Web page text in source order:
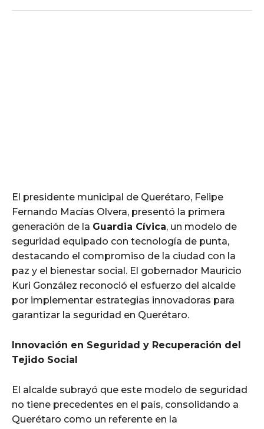
El presidente municipal de Querétaro, Felipe
Fernando Macías Olvera, presentó la primera
generación de la Guardia Cívica, un modelo de
seguridad equipado con tecnología de punta,
destacando el compromiso de la ciudad con la
paz y el bienestar social. El gobernador Mauricio
Kuri González reconoció el esfuerzo del alcalde
por implementar estrategias innovadoras para
garantizar la seguridad en Querétaro.
Innovación en Seguridad y Recuperación del
Tejido Social
El alcalde subrayó que este modelo de seguridad
no tiene precedentes en el país, consolidando a
Querétaro como un referente en la